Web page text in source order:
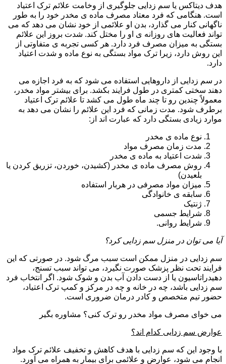
هدف دیتاکس یا سم زدایی جلوگیری از وخامت علائم ترک اعتیاد
است. هنگامی که فرد معتاد مصرف ماده ی مخدر خود را به طور
ناگهانی کنار می گذارد، بدن او علائمی از خود نشان می دهد که می
تواند فعالیت های روزانه ی او را مختل کند. شدت بروز این علائم
بستگی به میزان مصرف فرد دارد. هر کسی تجربه ی متفاوتی از
این روش دارد، زیرا ترک مواد بستگی به نوع ماده و شدت اعتیاد
دارد.
در سم زدایی از داروهایی استفاده می شود که به فرد اجازه می
دهند سختی کمتری در طول فرایند بکشد. برای بیشتر مواد مخدر،
معمولاً چندین رو تا چند ماه طول می کشد تا علائم ترک اعتیاد
برطرف شود. مدت زمانی که فرد این علائم را نشان می دهد به
موارد زیادی بستگی دارد که عبارت اند از:
نوع ماده ی مخدر
مدت زمان مصرف مواد
شدت اعتیاد به ماده ی مخدر
روش مصرف ماده ی مخدر (کشیدن، خوردن، تزریق کردن یا
بلعیدن)
میزان مواد مصرفی در هربار استفاده
سابقه ی خانوادگی
ژنتیک
شرایط جسمی
شرایط روانی.
آیا می توان در منزل سم زدایی کرد؟
سم زدایی در منزل ممکن است سبب مرگ شود. در صورتی که این
فرایند تحت نظر پزشک صورت نگیرد، می تواند سبب تسنج،
دهیدراتاسیون یا از دست دادن آب بدن و شوک شود. اگر انتخاب فرد
سم زدایی باشد، چه در خانه و چه در مرکز و کمپ ترک اعتیاد،
حضور تیم متخصص و کادر درمان ضروری است.
می خوای مصرف مواد مخدر رو ترک کنی؟ مشاوره بگیر
عوارض سم زدایی کدام اند؟
با وجود این که سم زدایی با هدف کاهش و تخفیف علائم ترک مواد
انجام می شود، عوارض و علائمی برای بیمار به همراه می آورد.